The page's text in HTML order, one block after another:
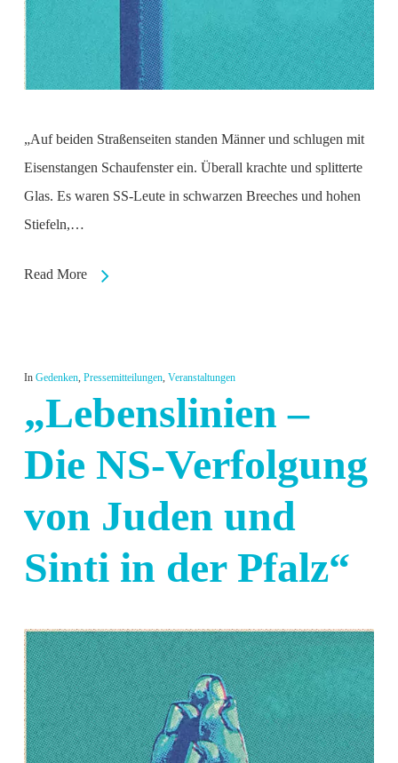
„Auf beiden Straßenseiten standen Männer und schlugen mit
Eisenstangen Schaufenster ein. Überall krachte und splitterte
Glas. Es waren SS-Leute in schwarzen Breeches und hohen
Stiefeln,…
Read More
In Gedenken, Pressemitteilungen, Veranstaltungen
„Lebenslinien –
Die NS-Verfolgung
von Juden und
Sinti in der Pfalz“